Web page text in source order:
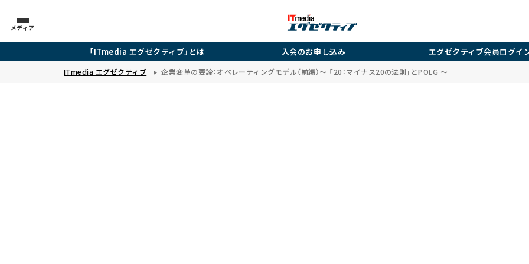
メディア
「ITmedia エグゼクティブ」とは 入会のお申し込み エグゼクティブ会員ログイ
ITmedia エグゼクティブ 企業変革の要諦：オペレーティングモデル（前編）～ 「20：マイナス20の法則」とPOLG ～